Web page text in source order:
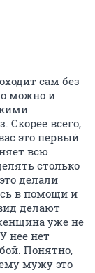
сам без
можно и
Скорее всего,
это первый
всю
столько
делали
в помощи и
делают
уже не
нее нет
Понятно,
мужу это